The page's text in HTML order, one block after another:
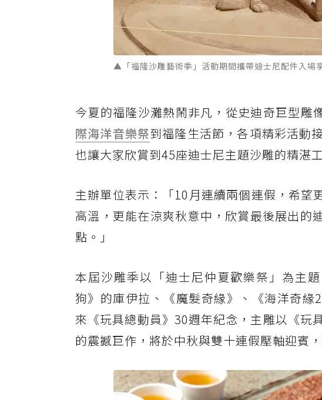
▲「福隆沙雕藝術季」活動期間攜帶迪士尼配件入
今夏的福隆沙灘熱鬧非凡，從史迪奇巨型雕
際海洋音樂祭到福隆生活節，各項精彩活動
也讓大家欣賞到45座迪士尼主題沙雕的精湛
主辦單位表示：「10月連續兩個連假，希望
高溫，更能在涼爽秋意中，欣賞最後展出的
點。」
本屆沙雕季以「迪士尼仲夏歡樂祭」為主
狗》的庫伊拉、《魔髮奇緣》、《海洋奇
來《玩具總動員》30週年紀念，主雕以《玩
的震撼巨作，將於中秋與雙十連假壓軸迎賓